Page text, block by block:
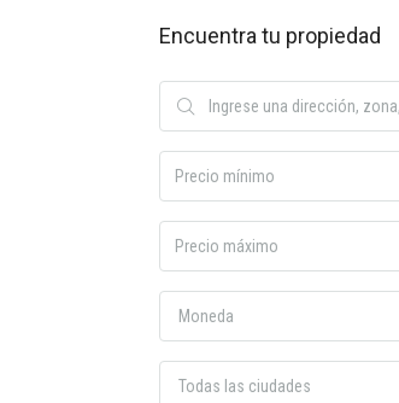
Encuentra tu propiedad
Moneda
Todas las ciudades